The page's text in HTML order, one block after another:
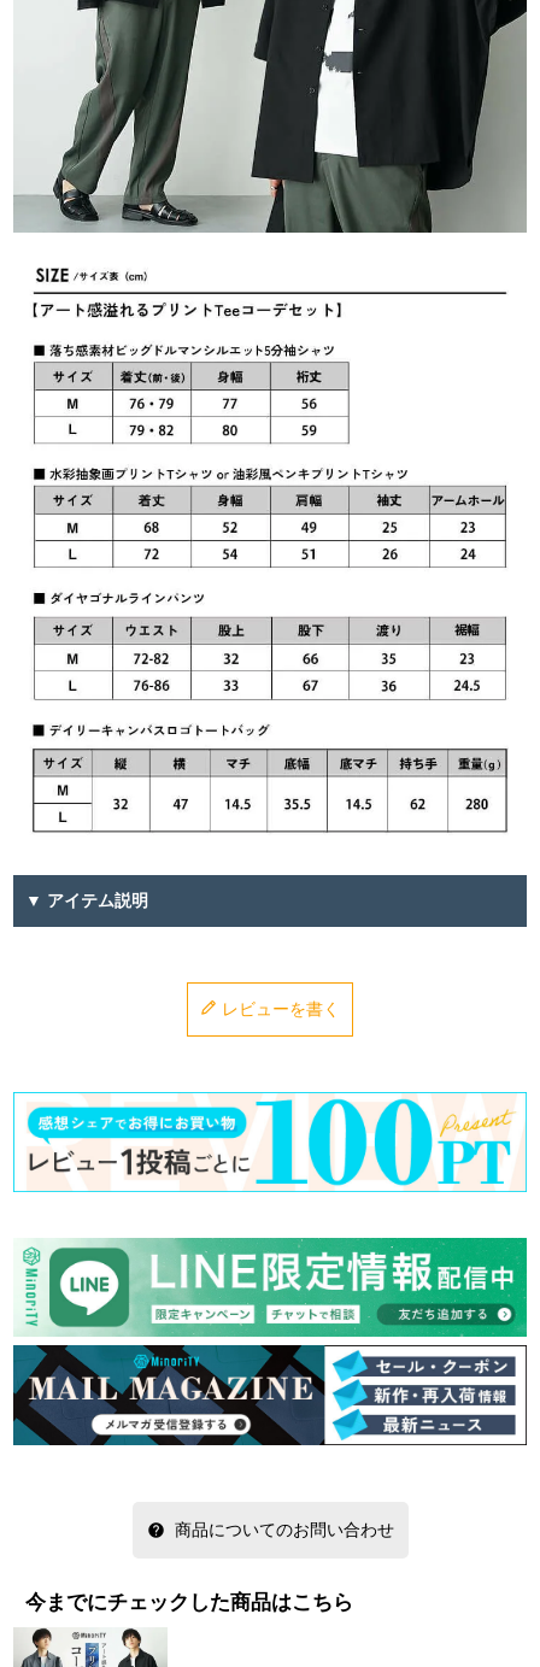
▼ アイテム説明
レビューを書く
商品についてのお問い合わせ
今までにチェックした商品はこちら